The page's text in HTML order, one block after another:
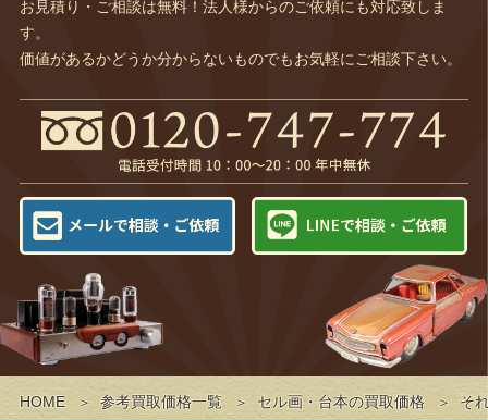
HOME 参考買取価格一覧 セル画・台本の買取価格 そ
お見積り・ご相談は無料！法人様からのご依頼にも対応致しま
す。
価値があるかどうか分からないものでもお気軽にご相談下さい。